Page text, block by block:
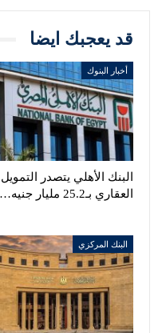
قد يعجبك ايضا
أخبار البنوك
البنك الأهلي يتصدر التمويل
العقاري بـ25.2 مليار جنيه…
البنك المركزي